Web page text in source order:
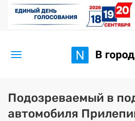
Новости
Статьи
Подозреваемый в
автомобиля